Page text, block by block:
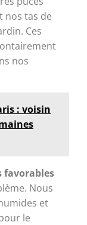
nos tas de
Ces
nos
: voisin
favorables
Nous
et
le